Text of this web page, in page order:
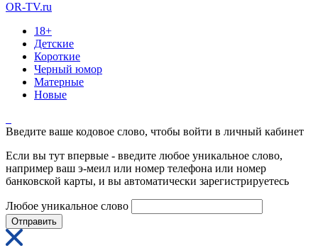
OR-TV.ru
18+
Детские
Короткие
Черный юмор
Матерные
Новые
Введите ваше кодовое слово, чтобы войти в личный кабинет
Если вы тут впервые - введите любое уникальное слово,
например ваш э-меил или номер телефона или номер
банковской карты, и вы автоматически зарегистрируетесь
Любое уникальное слово
Отправить